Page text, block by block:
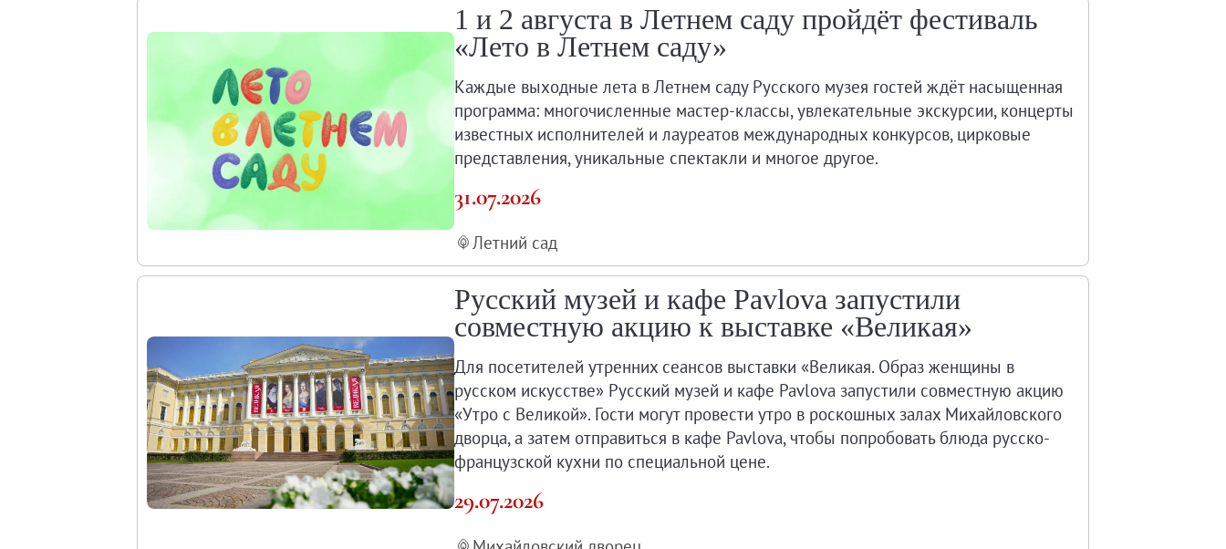
Культурно-просветительские и выставочные центры Русского музея
Ассоциация художественных музеев
Локальные нормативные акты
Уставные документы
Результаты проведения специальной оценки условий труда
Противодействие терроризму
Страницы памяти
Живопись XVIII – первой половины XIX вв.
Живопись второй половины XIX века - начала XXI века
Скульптура XVIII – начала XX вв.
Скульптура XX – XXI вв.
Нумизматика
1 и 2 августа в Летнем саду пройдёт фестиваль
«Лето в Летнем саду»
Каждые выходные лета в Летнем саду Русского музея гостей ждёт насыщенная
программа: многочисленные мастер-классы, увлекательные экскурсии, концерты
известных исполнителей и лауреатов международных конкурсов, цирковые
представления, уникальные спектакли и многое другое.
31.07.2026
Летний сад
Русский музей и кафе Pavlova запустили
совместную акцию к выставке «Великая»
Для посетителей утренних сеансов выставки «Великая. Образ женщины в
русском искусстве» Русский музей и кафе Pavlova запустили совместную акцию
«Утро с Великой». Гости могут провести утро в роскошных залах Михайловского
дворца, а затем отправиться в кафе Pavlova, чтобы попробовать блюда русско-
французской кухни по специальной цене.
29.07.2026